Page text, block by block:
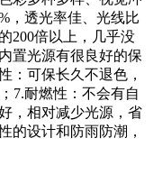
，透光率佳、光线比
200倍以上，几乎没
置光源有很良好的保
：可保长久不退色，
7.耐燃性：不会有自
，相对减少光源，省
的设计和防雨防潮，